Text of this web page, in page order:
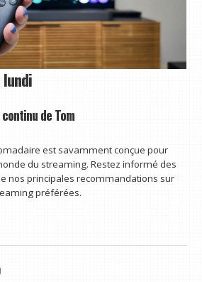
de Tom
est savamment conçue pour
du streaming. Restez informé des
nos principales recommandations sur
préférées.